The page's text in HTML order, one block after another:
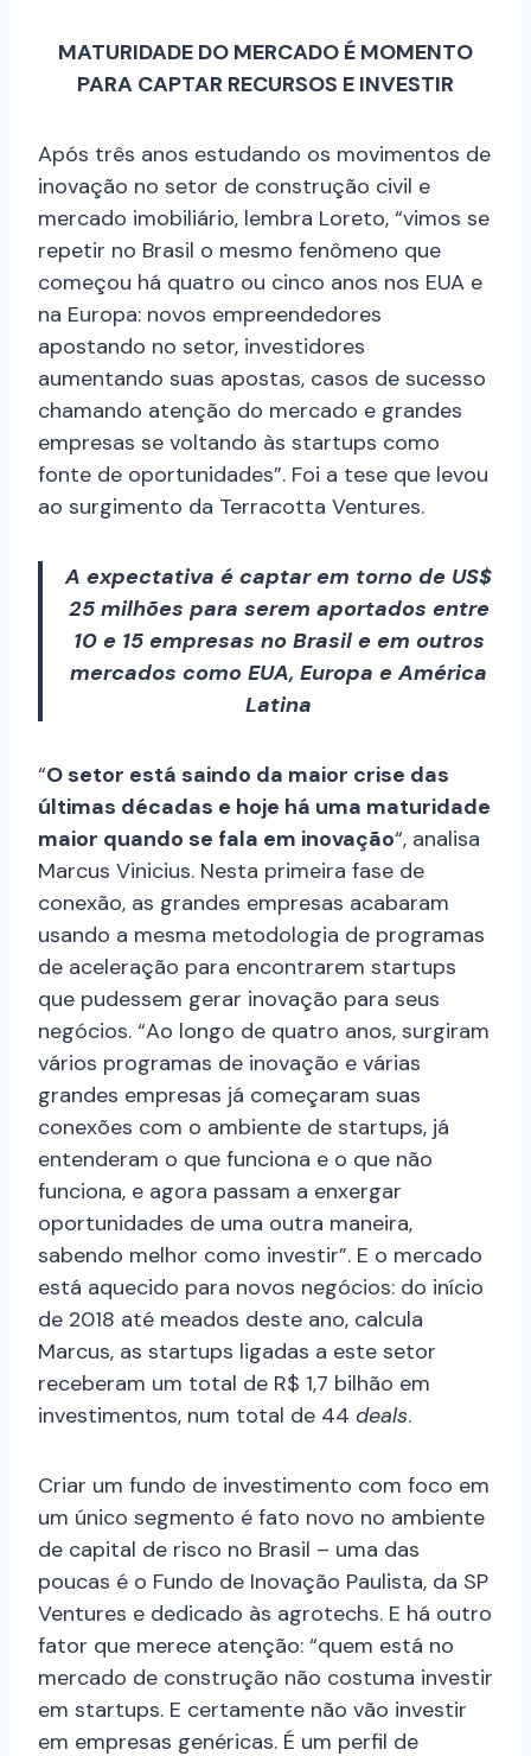
MATURIDADE DO MERCADO É MOMENTO
PARA CAPTAR RECURSOS E INVESTIR
Após três anos estudando os movimentos de
inovação no setor de construção civil e
mercado imobiliário, lembra Loreto, “vimos se
repetir no Brasil o mesmo fenômeno que
começou há quatro ou cinco anos nos EUA e
na Europa: novos empreendedores
apostando no setor, investidores
aumentando suas apostas, casos de sucesso
chamando atenção do mercado e grandes
empresas se voltando às startups como
fonte de oportunidades”. Foi a tese que levou
ao surgimento da Terracotta Ventures.
A expectativa é captar em torno de US$
25 milhões para serem aportados entre
10 e 15 empresas no Brasil e em outros
mercados como EUA, Europa e América
Latina
“O setor está saindo da maior crise das
últimas décadas e hoje há uma maturidade
maior quando se fala em inovação“, analisa
Marcus Vinicius. Nesta primeira fase de
conexão, as grandes empresas acabaram
usando a mesma metodologia de programas
de aceleração para encontrarem startups
que pudessem gerar inovação para seus
negócios. “Ao longo de quatro anos, surgiram
vários programas de inovação e várias
grandes empresas já começaram suas
conexões com o ambiente de startups, já
entenderam o que funciona e o que não
funciona, e agora passam a enxergar
oportunidades de uma outra maneira,
sabendo melhor como investir”. E o mercado
está aquecido para novos negócios: do início
de 2018 até meados deste ano, calcula
Marcus, as startups ligadas a este setor
receberam um total de R$ 1,7 bilhão em
investimentos, num total de 44 deals.
Criar um fundo de investimento com foco em
um único segmento é fato novo no ambiente
de capital de risco no Brasil – uma das
poucas é o Fundo de Inovação Paulista, da SP
Ventures e dedicado às agrotechs. E há outro
fator que merece atenção: “quem está no
mercado de construção não costuma investir
em startups. E certamente não vão investir
em empresas genéricas. É um perfil de